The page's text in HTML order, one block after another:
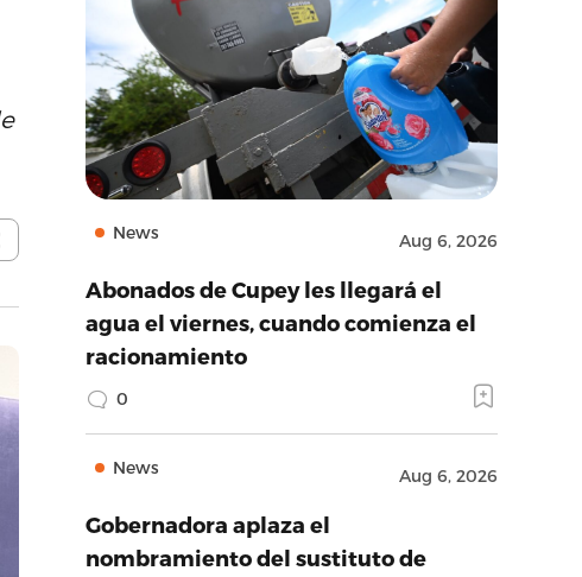
News Aug 6, 2026
Abonados de Cupey les llegará el
agua el viernes, cuando comienza el
racionamiento
0
News Aug 6, 2026
Gobernadora aplaza el
nombramiento del sustituto de